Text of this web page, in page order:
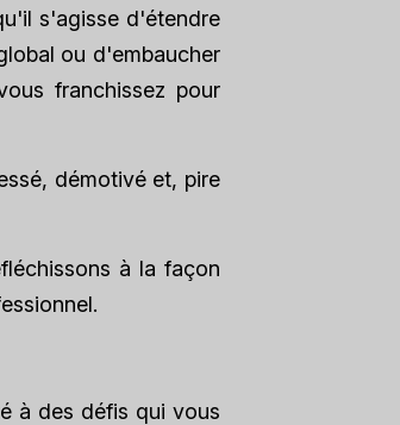
s'agisse d'étendre
ou d'embaucher
franchissez pour
démotivé et, pire
à la façon
à des défis qui vous